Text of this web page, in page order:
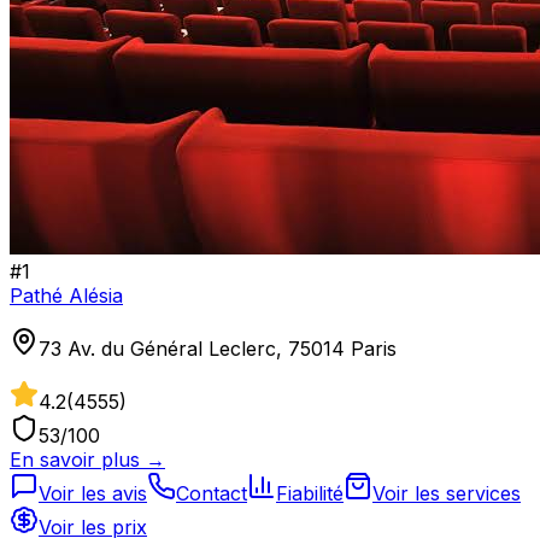
#1
Pathé Alésia
73 Av. du Général Leclerc, 75014 Paris
4.2(4555)
53/100
En savoir plus →
Voir les avis
Contact Fiabilité
Voir les services
Voir les prix